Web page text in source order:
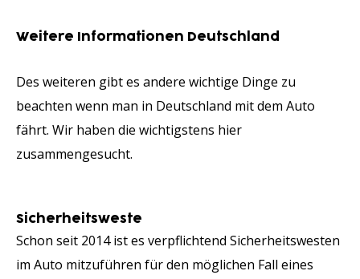
Weitere Informationen Deutschland
Des weiteren gibt es andere wichtige Dinge zu
beachten wenn man in Deutschland mit dem Auto
fährt. Wir haben die wichtigstens hier
zusammengesucht.
Sicherheitsweste
Schon seit 2014 ist es verpflichtend Sicherheitswesten
im Auto mitzuführen für den möglichen Fall eines